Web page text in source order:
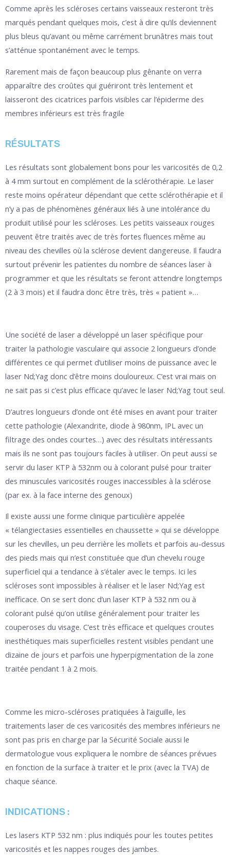
Comme après les scléroses certains vaisseaux resteront très
marqués pendant quelques mois, c’est à dire qu’ils deviennent
plus bleus qu’avant ou même carrément brunâtres mais tout
s’atténue spontanément avec le temps.
Rarement mais de façon beaucoup plus gênante on verra
apparaître des croûtes qui guériront très lentement et
laisseront des cicatrices parfois visibles car l’épiderme des
membres inférieurs est très fragile
RÉSULTATS
Les résultats sont globalement bons pour les varicosités de 0,2
à 4 mm surtout en complément de la sclérothérapie. Le laser
reste moins opérateur dépendant que cette sclérothérapie et il
n’y a pas de phénomènes généraux liés à une intolérance du
produit utilisé pour les scléroses. Les petits vaisseaux rouges
peuvent être traités avec de très fortes fluences même au
niveau des chevilles où la sclérose devient dangereuse. Il faudra
surtout prévenir les patientes du nombre de séances laser à
programmer et que les résultats se feront attendre longtemps
(2 à 3 mois) et il faudra donc être très, très « patient »…
Une société de laser a développé un laser spécifique pour
traiter la pathologie vasculaire qui associe 2 longueurs d’onde
différentes ce qui permet d’utiliser moins de puissance avec le
laser Nd;Yag donc d’être moins douloureux. C’est vrai mais on
ne sait pas si c’est plus efficace qu’avec le laser Nd;Yag tout seul.
D’autres longueurs d’onde ont été mises en avant pour traiter
cette pathologie (Alexandrite, diode à 980nm, IPL avec un
filtrage des ondes courtes…) avec des résultats intéressants
mais ils ne sont pas toujours faciles à utiliser. On peut aussi se
servir du laser KTP à 532nm ou à colorant pulsé pour traiter
des minuscules varicosités rouges inaccessibles à la sclérose
(par ex. à la face interne des genoux)
Il existe aussi une forme clinique particulière appelée
« télangiectasies essentielles en chaussette » qui se développe
sur les chevilles, un peu derrière les mollets et parfois au-dessus
des pieds mais qui n’est constituée que d’un chevelu rouge
superficiel qui a tendance à s’étaler avec le temps. Ici les
scléroses sont impossibles à réaliser et le laser Nd;Yag est
inefficace. On se sert donc d’un laser KTP à 532 nm ou à
colorant pulsé qu’on utilise généralement pour traiter les
couperoses du visage. C’est très efficace et quelques croutes
inesthétiques mais superficielles restent visibles pendant une
dizaine de jours et parfois une hyperpigmentation de la zone
traitée pendant 1 à 2 mois.
Comme les micro-scléroses pratiquées à l’aiguille, les
traitements laser de ces varicosités des membres inférieurs ne
sont pas pris en charge par la Sécurité Sociale aussi le
dermatologue vous expliquera le nombre de séances prévues
en fonction de la surface à traiter et le prix (avec la TVA) de
chaque séance.
INDICATIONS :
Les lasers KTP 532 nm : plus indiqués pour les toutes petites
varicosités et les nappes rouges des jambes.